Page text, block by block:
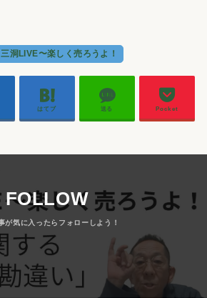
三洞LIVE〜楽しく売ろうよ！
はてブ 送る Pocket
FOLLOW